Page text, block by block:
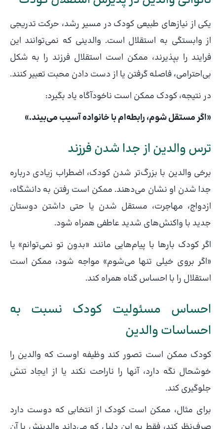
یکی از نیازهای طبیعی کودک در مسیر رشد، حرکت تدریجی
از وابستگی به استقلال است. والدینی که نمی‌توانند این
فرایند را بپذیرند، ممکن است استقلال فرزند را به شکل
بی‌احترامی، فاصله گرفتن یا از دست دادن محبت تعبیر کنند.
در نتیجه، کودک ممکن است ناخودآگاه یاد بگیرد:
«اگر مستقل شوم، رابطه‌ام با خانواده آسیب می‌بیند.»
ترس والدین از جدا شدن فرزند
برخی والدین با بزرگ‌تر شدن کودک، اضطراب زیادی درباره
جدا شدن او نشان می‌دهند. ممکن است رفتن به دانشگاه،
ازدواج، مهاجرت، مستقل شدن یا حتی داشتن دوستان
جدید با واکنش‌های شدید عاطفی همراه شود.
اگر کودک بارها با پیام‌هایی مانند «بدون تو نمی‌توانم» یا
«اگر بروی خیلی تنها می‌شوم» مواجه شود، ممکن است
استقلال را با احساس گناه همراه کند.
احساس مسئولیت کودک نسبت به
احساسات والدین
کودک ممکن است تصور کند وظیفه اوست که والدین را
خوشحال نگه دارد، آنها را ناراحت نکند یا از ایجاد تنش
جلوگیری کند.
برای مثال، ممکن است کودک از انتخابی که دوست دارد